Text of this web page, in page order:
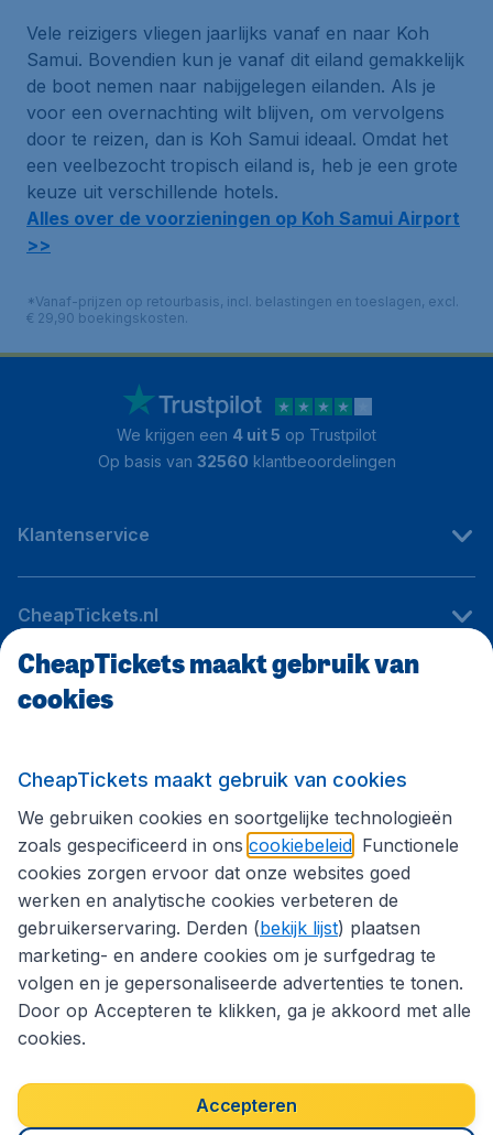
Vele reizigers vliegen jaarlijks vanaf en naar Koh
Samui. Bovendien kun je vanaf dit eiland gemakkelijk
de boot nemen naar nabijgelegen eilanden. Als je
voor een overnachting wilt blijven, om vervolgens
door te reizen, dan is Koh Samui ideaal. Omdat het
een veelbezocht tropisch eiland is, heb je een grote
keuze uit verschillende hotels.
Alles over de voorzieningen op Koh Samui Airport
>>
*Vanaf-prijzen op retourbasis, incl. belastingen en toeslagen, excl.
€ 29,90 boekingskosten.
We krijgen een 4 uit 5 op Trustpilot
Op basis van 32560 klantbeoordelingen
Klantenservice
CheapTickets.nl
Internationale sites
Volg CheapTickets.nl
Privacybeleid
Copyright © 2026
CheapTickets maakt gebruik van
cookies
CheapTickets maakt gebruik van cookies
We gebruiken cookies en soortgelijke technologieën
zoals gespecificeerd in ons cookiebeleid . Functionele
cookies zorgen ervoor dat onze websites goed
werken en analytische cookies verbeteren de
gebruikerservaring. Derden (bekijk lijst) plaatsen
marketing- en andere cookies om je surfgedrag te
volgen en je gepersonaliseerde advertenties te tonen.
Door op Accepteren te klikken, ga je akkoord met alle
cookies.
Accepteren